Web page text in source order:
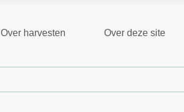
Over harvesten Over deze site